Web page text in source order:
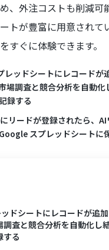
、外注コストも削減可
トが豊富に用意されて
すぐに体験できます。
レッドシートにレコードが
場調査と競合分析を自動
録する
リードが登録されたら、AI
スプレッドシートに
ドシートにレコードが追
調査と競合分析を自動化し
する